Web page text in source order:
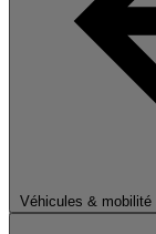
Véhicules & mobilité